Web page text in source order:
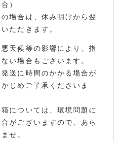
）
場合は、休み明けから翌
ただきます。
天候等の影響により、指
い場合もございます。
送に時間のかかる場合が
じめご了承くださいま
については、環境問題に
がございますので、あら
せ。